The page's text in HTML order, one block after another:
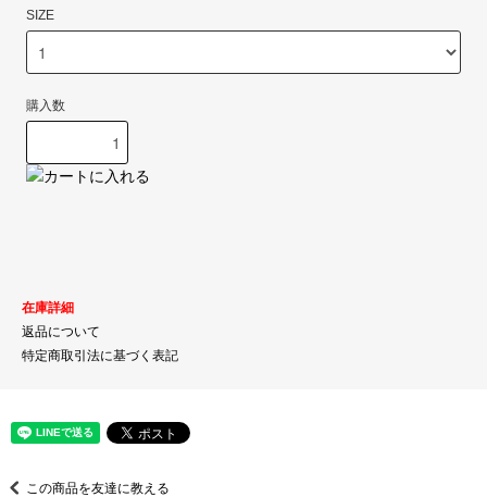
SIZE
購入数
在庫詳細
返品について
特定商取引法に基づく表記
この商品を友達に教える